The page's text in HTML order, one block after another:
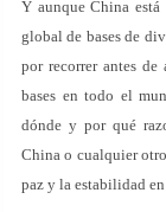
Y aunque China está
global de bases de
por recorrer antes
bases en todo el
dónde y por qué
China o cualquier
paz y la estabilidad